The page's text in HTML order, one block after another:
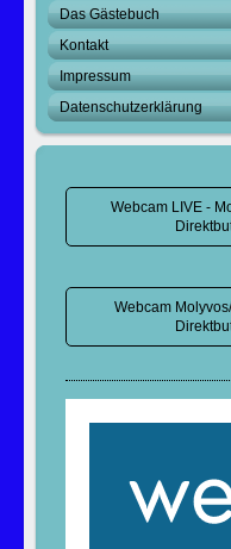
Das Gästebuch
Kontakt
Impressum
Datenschutzerklärung
Webcam LIVE -
Webcam